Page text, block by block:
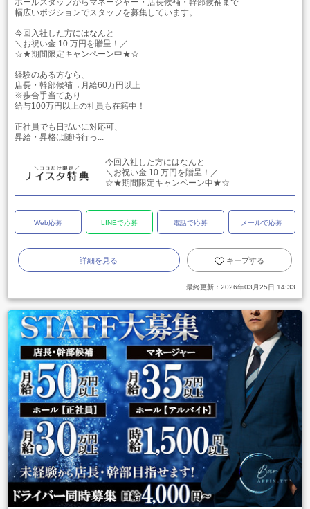
ホールスタッフからマネージャー・店長候補・幹部候補まで
幅広いポジションでスタッフを募集しています。
今回入社した方にはなんと
＼お祝い金 10 万円を贈呈！／
☆★期間限定キャンペーン中★☆
経験のある方なら、
店長・幹部候補→月給60万円以上
※歩合手当てあり
給与100万円以上の社員も在籍中！
正社員でも日払いに対応可、
昇給・昇格は随時行っ...
今回入社した方にはなんと
＼お祝い金 10 万円を贈呈！／
☆★期間限定キャンペーン中★☆
Web応募 LINEで応募 電話で応募 メールで応募
詳細を見る キープする
最終更新： 2026年03月25日 14:33